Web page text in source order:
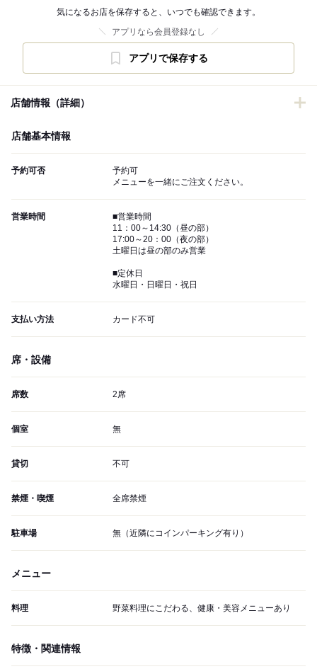
気になるお店を保存すると、いつでも確認できます。
アプリなら会員登録なし
アプリで保存する
店舗情報（詳細）
店舗基本情報
予約可否
予約可
メニューを一緒にご注文ください。
営業時間
■営業時間
11：00～14:30（昼の部）
17:00～20：00（夜の部）
土曜日は昼の部のみ営業
■定休日
水曜日・日曜日・祝日
支払い方法 カード不可
席・設備
席数 2席
個室 無
貸切 不可
禁煙・喫煙 全席禁煙
駐車場 無（近隣にコインパーキング有り）
メニュー
料理 野菜料理にこだわる、健康・美容メニューあり
特徴・関連情報